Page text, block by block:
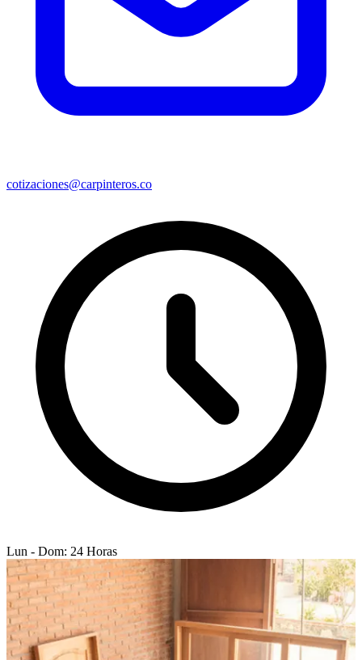
cotizaciones@carpinteros.co
Lun - Dom: 24 Horas